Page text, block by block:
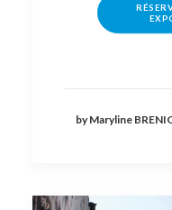
by Maryline